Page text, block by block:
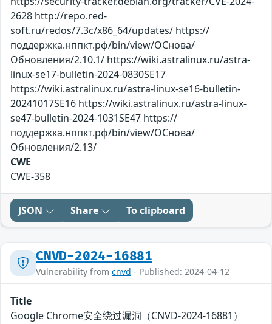
2628 http://repo.red-
soft.ru/redos/7.3c/x86_64/updates/ https://
поддержка.нппкт.рф/bin/view/ОСнова/
Обновления/2.10.1/ https://wiki.astralinux.ru/astra-
linux-se17-bulletin-2024-0830SE17
https://wiki.astralinux.ru/astra-linux-se16-bulletin-
20241017SE16 https://wiki.astralinux.ru/astra-linux-
se47-bulletin-2024-1031SE47 https://
поддержка.нппкт.рф/bin/view/ОСнова/
Обновления/2.13/
CWE
CWE-358
JSON Share To clipboard
CNVD-2024-16881
Vulnerability from cnvd - Published: 2024-04-12
Title
Google Chrome安全绕过漏洞（CNVD-2024-16881）